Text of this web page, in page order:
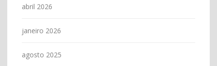
abril 2026
janeiro 2026
agosto 2025